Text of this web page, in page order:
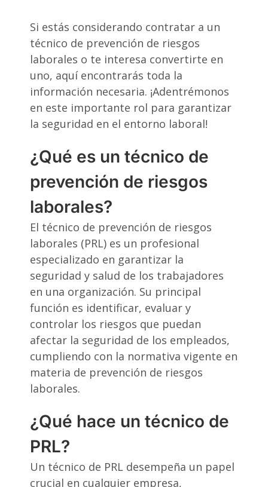
Si estás considerando contratar a un
técnico de prevención de riesgos
laborales o te interesa convertirte en
uno, aquí encontrarás toda la
información necesaria. ¡Adentrémonos
en este importante rol para garantizar
la seguridad en el entorno laboral!
¿Qué es un técnico de
prevención de riesgos
laborales?
El técnico de prevención de riesgos
laborales (PRL) es un profesional
especializado en garantizar la
seguridad y salud de los trabajadores
en una organización. Su principal
función es identificar, evaluar y
controlar los riesgos que puedan
afectar la seguridad de los empleados,
cumpliendo con la normativa vigente en
materia de prevención de riesgos
laborales.
¿Qué hace un técnico de
PRL?
Un técnico de PRL desempeña un papel
crucial en cualquier empresa,